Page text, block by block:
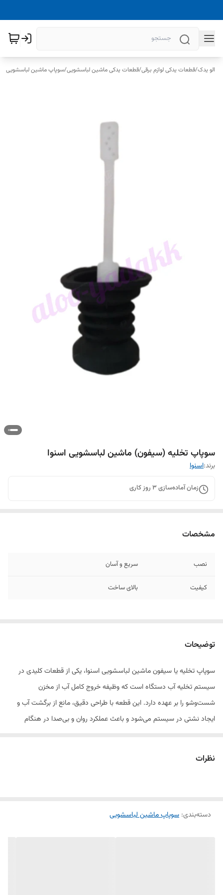
الو یدک/قطعات یدکی لوازم برقی/قطعات یدکی ماشین لباسشویی/سوپاپ ماشین لباسشویی
سوپاپ تخلیه (سیفون) ماشین لباسشویی اسنوا
برند:اسنوا
زمان آماده‌سازی 3 روز کاری
مشخصات
نصب سریع و آسان
کیفیت بالای ساخت
توضیحات
سوپاپ تخلیه یا سیفون ماشین لباسشویی اسنوا، یکی از قطعات کلیدی در
سیستم تخلیه آب دستگاه است که وظیفه خروج کامل آب از مخزن
شست‌وشو را بر عهده دارد. این قطعه با طراحی دقیق، مانع از برگشت آب و
ایجاد نشتی در سیستم می‌شود و باعث عملکرد روان و بی‌صدا در هنگام
نظرات
دسته‌بندی: سوپاپ ماشین لباسشویی